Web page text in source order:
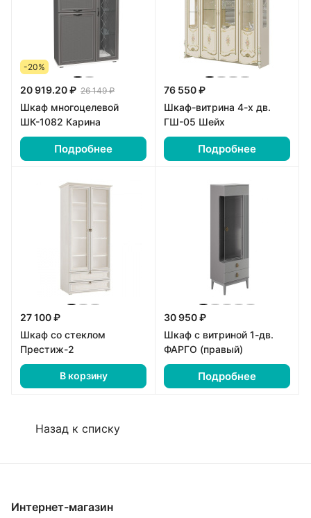
-20%
20 919.20 ₽ 26 149 ₽
Шкаф многоцелевой
ШК-1082 Карина
Подробнее
76 550 ₽
Шкаф-витрина 4-х дв.
ГШ-05 Шейх
Подробнее
27 100 ₽
Шкаф со стеклом
Престиж-2
В корзину
30 950 ₽
Шкаф с витриной 1-дв.
ФАРГО (правый)
Подробнее
Назад к списку
Интернет-магазин